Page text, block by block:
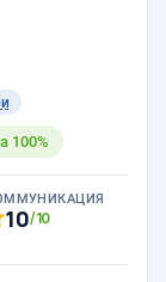
100%
10/10